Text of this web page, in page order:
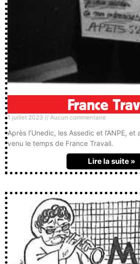
France
1 juillet 2023 Aucun commentaire
Après l’Unedic, les Assedic et l’ANPE,
venu le temps de France Travail.
Lire la suite »